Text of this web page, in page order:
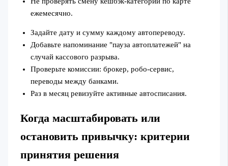
ежемесячно.
Задайте дату и сумму каждому автопереводу.
Добавьте напоминание "пауза автоплатежей" на
случай кассового разрыва.
Проверьте комиссии: брокер, робо‑сервис,
переводы между банками.
Раз в месяц ревизуйте активные автосписания.
Когда масштабировать или
остановить привычку: критерии
принятия решения